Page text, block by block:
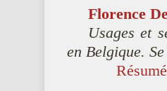
Florence
Usages et
en Belgique.
Résumé